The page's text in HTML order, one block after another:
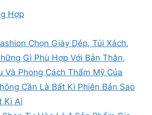
Hợp
Chọn Giày Dép, Túi Xách,
Gì Phù Hợp Với Bản Thân,
Và Phong Cách Thẩm Mỹ Của
Cần Là Bất Kì Phiên Bản Sao
Kì Ai